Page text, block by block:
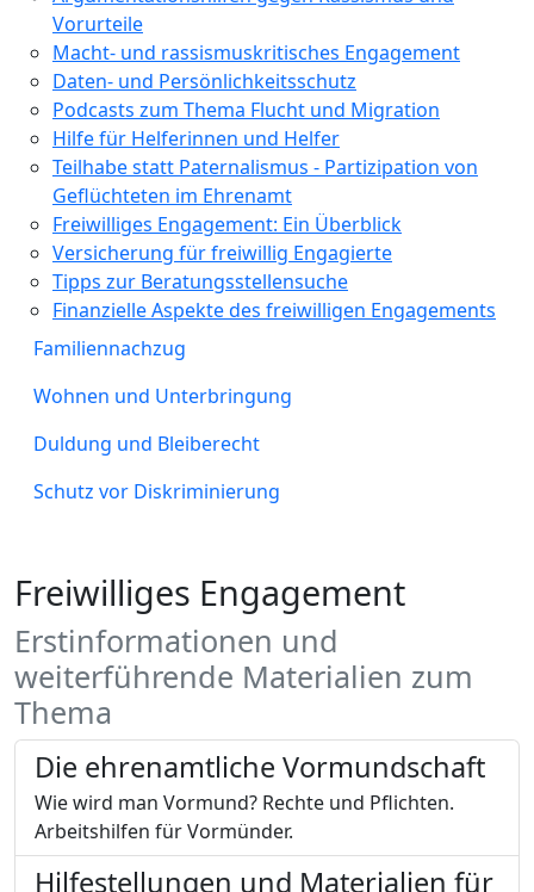
Vorurteile
Macht- und rassismuskritisches Engagement
Daten- und Persönlichkeitsschutz
Podcasts zum Thema Flucht und Migration
Hilfe für Helferinnen und Helfer
Teilhabe statt Paternalismus - Partizipation von
Geflüchteten im Ehrenamt
Freiwilliges Engagement: Ein Überblick
Versicherung für freiwillig Engagierte
Tipps zur Beratungsstellensuche
Finanzielle Aspekte des freiwilligen Engagements
Familiennachzug
Wohnen und Unterbringung
Duldung und Bleiberecht
Schutz vor Diskriminierung
Freiwilliges Engagement
Erstinformationen und
weiterführende Materialien zum
Thema
Die ehrenamtliche Vormundschaft
Wie wird man Vormund? Rechte und Pflichten.
Arbeitshilfen für Vormünder.
Hilfestellungen und Materialien für